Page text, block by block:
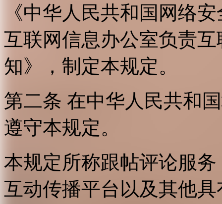
《中华人民共和国网络
互联网信息办公室负责
知》，制定本规定。
第二条 在中华人民共和
遵守本规定。
本规定所称跟帖评论服
互动传播平台以及其他